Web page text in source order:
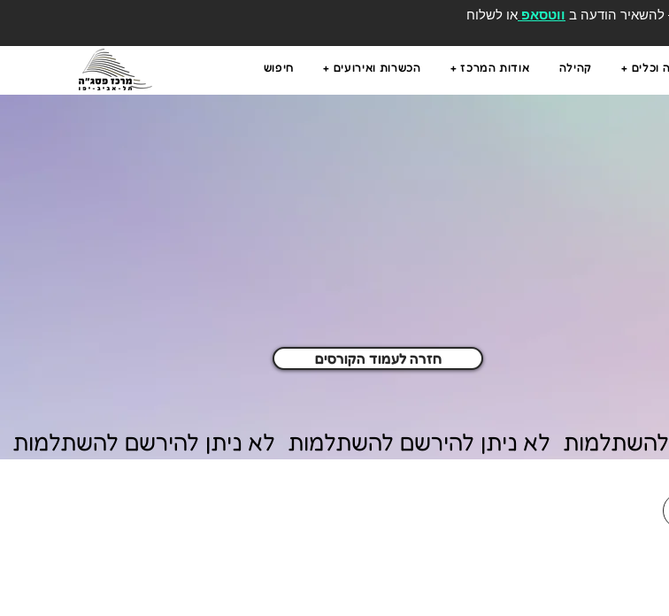
להשאיר הודעה ב ווטסאפ או לשלוח
וכלים + קהילה אודות המרכז + הכשרות ואירועים + חיפוש
חזרה לעמוד הקורסים
לא ניתן להירשם להשתלמות